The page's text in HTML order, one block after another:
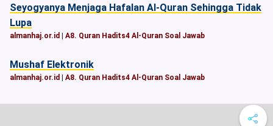
Seyogyanya Menjaga Hafalan Al-Quran Sehingga Tidak
Lupa
almanhaj.or.id A8. Quran Hadits4 Al-Quran Soal Jawab
Mushaf Elektronik
almanhaj.or.id A8. Quran Hadits4 Al-Quran Soal Jawab